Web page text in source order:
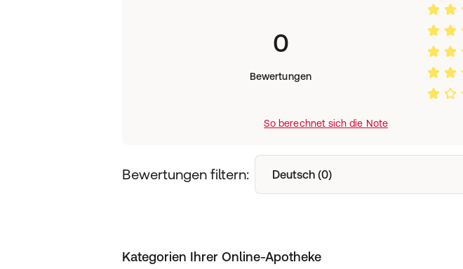
0
Bewertungen
So berechnet sich die Note
Bewertungen filtern: Deutsch (0)
Kategorien Ihrer Online-Apotheke